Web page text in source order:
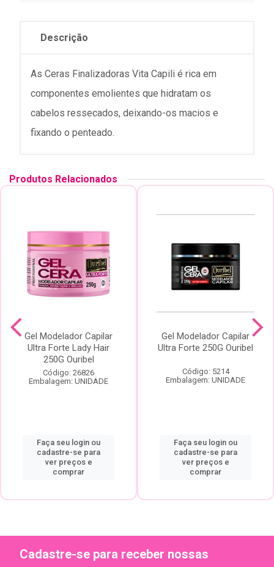
Descrição
As Ceras Finalizadoras Vita Capili é rica em
componentes emolientes que hidratam os
cabelos ressecados, deixando-os macios e
fixando o penteado.
Produtos Relacionados
Gel Modelador Capilar
Ultra Forte Lady Hair
250G Ouribel
Código: 26826
Embalagem: UNIDADE
Faça seu login ou
cadastre-se para
ver preços e
comprar
Gel Modelador Capilar
Ultra Forte 250G Ouribel
Código: 5214
Embalagem: UNIDADE
Faça seu login ou
cadastre-se para
ver preços e
comprar
Cadastre-se para receber nossas